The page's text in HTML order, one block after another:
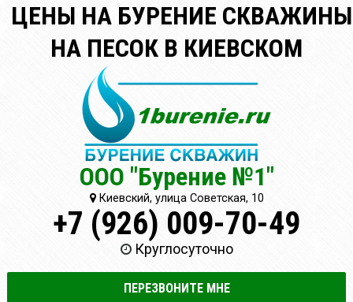
ЦЕНЫ НА БУРЕНИЕ СКВАЖИНЫ
НА ПЕСОК В КИЕВСКОМ
ООО "Бурение №1"
Киевский, улица Советская, 10
+7 (926) 009-70-49
Круглосуточно
ПЕРЕЗВОНИТЕ МНЕ